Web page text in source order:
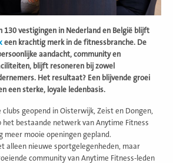
130 vestigingen in Nederland en België blijft
een krachtig merk in de fitnessbranche. De
aandacht, community en
blijft resoneren bij zowel
Het resultaat? Een blijvende groei
een sterke, loyale ledenbasis.
geopend in Oisterwijk, Zeist en Dongen,
het bestaande netwerk van Anytime Fitness
meer mooie openingen gepland.
alleen nieuwe sportgelegenheden, maar
community van Anytime Fitness-leden